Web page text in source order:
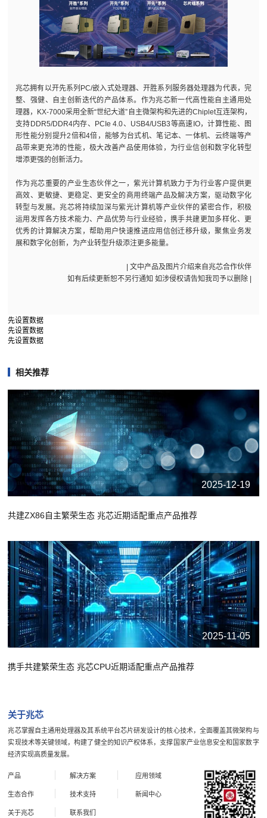
兆芯拥有以开先系列PC/嵌入式处理器、开胜系列服务器处理器为代表，完
整、强健、自主创新迭代的产品体系。作为兆芯新一代高性能自主通用处
理器，KX-7000采用全新“世纪大道”自主微架构和先进的Chiplet互连架构，
支持DDR5/DDR4内存、PCIe 4.0、USB4/USB3等高速IO，计算性能、图
形性能分别提升2倍和4倍，能够为台式机、笔记本、一体机、云终端等产
品带来更充沛的性能，极大改善产品使用体验，为行业信创和数字化转型
增添更强的创新活力。
作为兆芯重要的产业生态伙伴之一，紫光计算机致力于为行业客户提供更
高效、更敏捷、更稳定、更安全的商用终端产品及解决方案，驱动数字化
转型与发展。兆芯将持续加深与紫光计算机等产业伙伴的紧密合作，积极
运用发挥各方技术能力、产品优势与行业经验，携手共建更加多样化、更
优秀的计算解决方案，帮助用户快速推进应用信创迁移升级，聚焦业务发
展和数字化创新，为产业转型升级添注更多能量。
| 文中产品及图片介绍来自兆芯合作伙伴
如有后续更新恕不另行通知 如涉侵权请告知我司予以删除 |
先设置数据
先设置数据
先设置数据
相关推荐
2025-12-19
共建ZX86自主繁荣生态 兆芯近期适配重点产品推荐
2025-11-05
携手共建繁荣生态 兆芯CPU近期适配重点产品推荐
关于兆芯
兆芯掌握自主通用处理器及其系统平台芯片研发设计的核心技术，全面覆盖其微架构与
实现技术等关键领域，构建了健全的知识产权体系，支撑国家产业信息安全和国家数字
经济实现高质量发展。
产品 解决方案 应用领域
生态合作 技术支持 新闻中心
关于兆芯 联系我们